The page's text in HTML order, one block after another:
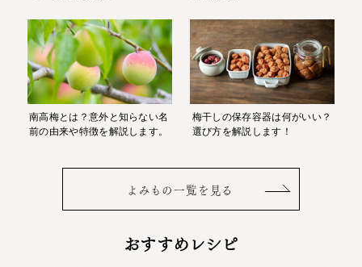
南高梅とは？意外と知らない名
前の由来や特徴を解説します。
梅干しの保存容器は何がいい？
選び方を解説します！
よみもの一覧を見る
おすすめレシピ